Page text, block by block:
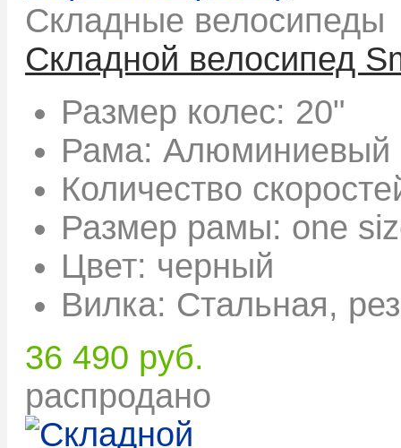
Складные велосипеды
Складной велосипед
Размер колес: 20"
Рама: Алюминиевый
Количество
Размер рамы: one
Цвет: черный
Вилка: Стальная,
36 490 руб.
распродано